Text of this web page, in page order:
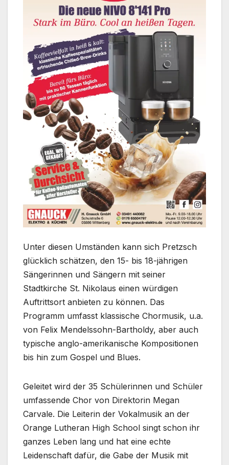
Unter diesen Umständen kann sich Pretzsch
glücklich schätzen, den 15- bis 18-jährigen
Sängerinnen und Sängern mit seiner
Stadtkirche St. Nikolaus einen würdigen
Auftrittsort anbieten zu können. Das
Programm umfasst klassische Chormusik, u.a.
von Felix Mendelssohn-Bartholdy, aber auch
typische anglo-amerikanische Kompositionen
bis hin zum Gospel und Blues.
Geleitet wird der 35 Schülerinnen und Schüler
umfassende Chor von Direktorin Megan
Carvale. Die Leiterin der Vokalmusik an der
Orange Lutheran High School singt schon ihr
ganzes Leben lang und hat eine echte
Leidenschaft dafür, die Gabe der Musik mit